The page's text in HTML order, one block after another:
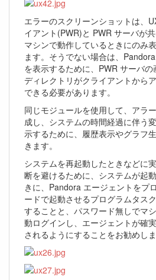
エラーのスクリーンショットは、
イアント(PWR)と PWR サーバが
マシンで動作しているときにのみ
ます。そうでない場合は、
を表示するために、PWR サーバの
ディレクトリがクライアントから
できる必要があります。
同じモジュールを使用して、アラ
成し、システムの時間経過に伴う
示するために、履歴表示やグラフ
きます。
システムを再起動したときなどに
断を避けるために、システムが起
きに、Pandora エージェントをプ
ードで起動させるプログラムタス
することと、パスワード無しでマ
動ログインし、エージェントが確
されるようにすることをお勧めしま